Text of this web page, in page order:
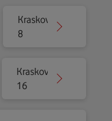
Kraskov
8
Kraskov
16